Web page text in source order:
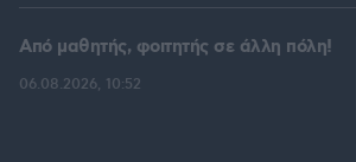
Από μαθητής, φοιτητής σε άλλη πόλη!
06.08.2026, 10:52